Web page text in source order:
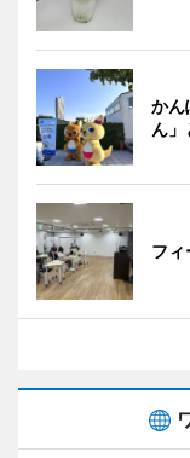
かん
ん」
フィ